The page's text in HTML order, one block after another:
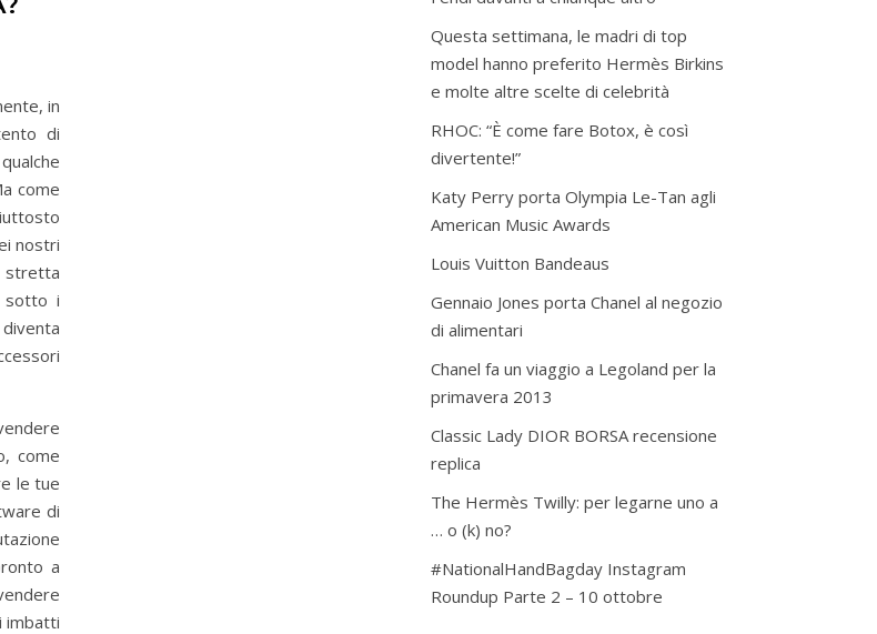
in
di
come
nostri
stretta
sotto i
come
le tue
di
a
imbatti
Questa settimana, le madri di top
model hanno preferito Hermès Birkins
e molte altre scelte di celebrità
RHOC: “È come fare Botox, è così
divertente!”
Katy Perry porta Olympia Le-Tan agli
American Music Awards
Louis Vuitton Bandeaus
Gennaio Jones porta Chanel al negozio
di alimentari
Chanel fa un viaggio a Legoland per la
primavera 2013
Classic Lady DIOR BORSA recensione
replica
The Hermès Twilly: per legarne uno a
… o (k) no?
#NationalHandBagday Instagram
Roundup Parte 2 – 10 ottobre